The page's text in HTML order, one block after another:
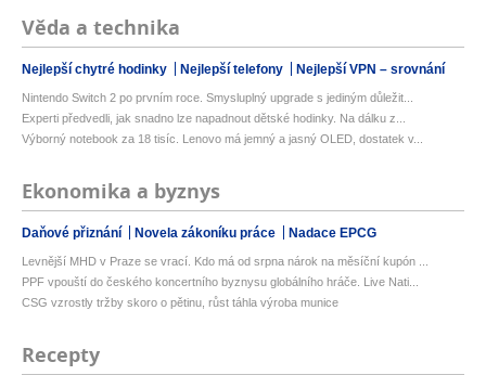
Věda a technika
Nejlepší chytré hodinky Nejlepší telefony Nejlepší VPN – srovnání
Nintendo Switch 2 po prvním roce. Smysluplný upgrade s jediným důležit...
Experti předvedli, jak snadno lze napadnout dětské hodinky. Na dálku z...
Výborný notebook za 18 tisíc. Lenovo má jemný a jasný OLED, dostatek v...
Ekonomika a byznys
Daňové přiznání Novela zákoníku práce Nadace EPCG
Levnější MHD v Praze se vrací. Kdo má od srpna nárok na měsíční kupón ...
PPF vpouští do českého koncertního byznysu globálního hráče. Live Nati...
CSG vzrostly tržby skoro o pětinu, růst táhla výroba munice
Recepty